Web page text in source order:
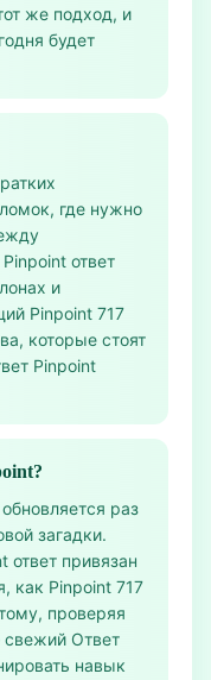
же подход, и
будет
где нужно
ответ
и
Pinpoint 717
которые стоят
Pinpoint
раз
загадки.
привязан
как Pinpoint 717
проверяя
свежий Ответ
навык